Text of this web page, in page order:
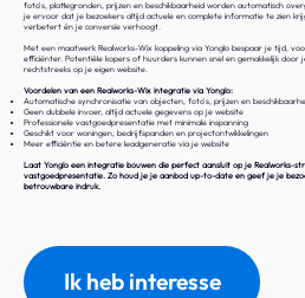
foto's, plattegronden, prijzen en beschikbaarheid worden automatisch
je ervoor dat je bezoekers altijd actuele en complete informatie te zien
verbetert én je conversie verhoogt.
Met een maatwerk Realworks-Wix koppeling via Yonglo bespaar je tijd,
efficiënter. Potentiële kopers of huurders kunnen snel en gemakkelijk door
rechtstreeks op je eigen website.
Voordelen van een Realworks-Wix integratie via Yonglo:
Automatische synchronisatie van objecten, foto's, prijzen en
Geen dubbele invoer, altijd actuele gegevens op je website
Professionele vastgoedpresentatie met minimale inspanning
Geschikt voor woningen, bedrijfspanden en projectontwikkelingen
Meer efficiëntie en betere leadgeneratie via je website
Laat Yonglo een integratie bouwen die perfect aansluit op je Realworks-
vastgoedpresentatie. Zo houd je je aanbod up-to-date en geef je je
betrouwbare indruk.
Ik heb interesse